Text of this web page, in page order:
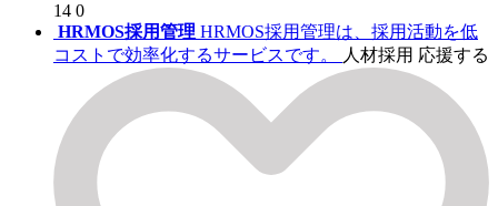
14 0
HRMOS採用管理 HRMOS採用管理は、採用活動を低
コストで効率化するサービスです。
人材採用 応援する